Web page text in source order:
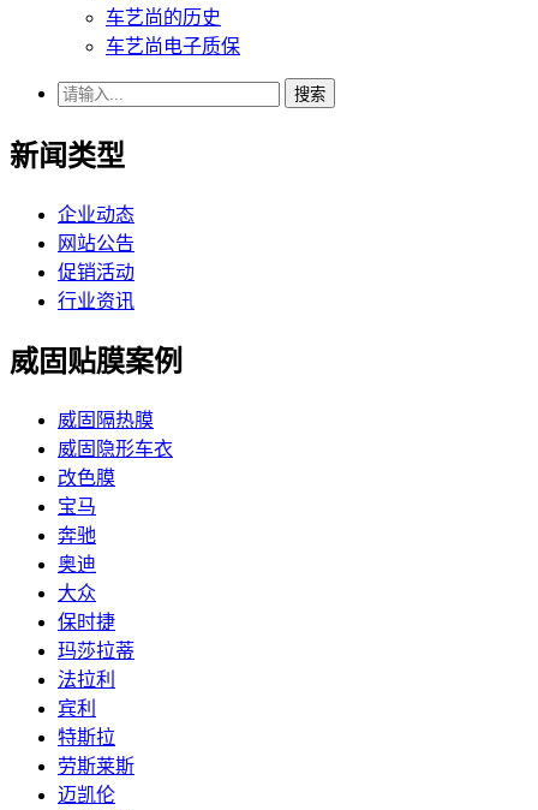
车艺尚的历史
车艺尚电子质保
搜索
新闻类型
企业动态
网站公告
促销活动
行业资讯
威固贴膜案例
威固隔热膜
威固隐形车衣
改色膜
宝马
奔驰
奥迪
大众
保时捷
玛莎拉蒂
法拉利
宾利
特斯拉
劳斯莱斯
迈凯伦